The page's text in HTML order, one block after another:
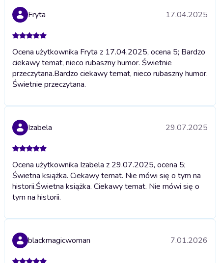
Fryta 17.04.2025
Ocena użytkownika Fryta z 17.04.2025, ocena 5; Bardzo
ciekawy temat, nieco rubaszny humor. Świetnie
przeczytana.Bardzo ciekawy temat, nieco rubaszny humor.
Świetnie przeczytana.
Izabela 29.07.2025
Ocena użytkownika Izabela z 29.07.2025, ocena 5;
Świetna książka. Ciekawy temat. Nie mówi się o tym na
historii.Świetna książka. Ciekawy temat. Nie mówi się o
tym na historii.
blackmagicwoman 7.01.2026